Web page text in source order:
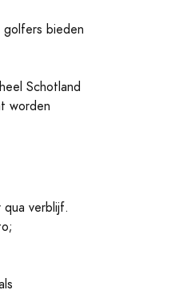
golfers bieden
Schotland
worden
qua verblijf.